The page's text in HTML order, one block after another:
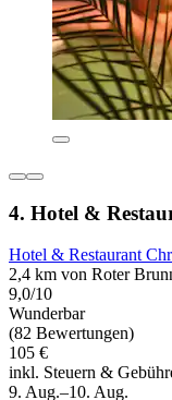
4. Hotel &
Hotel & Restaurant
2,4 km von Roter
9,0/10
Wunderbar
(82 Bewertungen)
105 €
inkl. Steuern &
9. Aug.–10. Aug.